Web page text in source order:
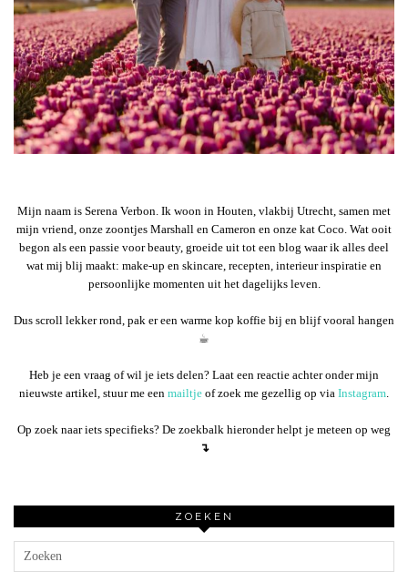
Mijn naam is Serena Verbon. Ik woon in Houten, vlakbij Utrecht, samen met
mijn vriend, onze zoontjes Marshall en Cameron en onze kat Coco. Wat ooit
begon als een passie voor beauty, groeide uit tot een blog waar ik alles deel
wat mij blij maakt: make-up en skincare, recepten, interieur inspiratie en
persoonlijke momenten uit het dagelijks leven.
Dus scroll lekker rond, pak er een warme kop koffie bij en blijf vooral hangen
☕︎
Heb je een vraag of wil je iets delen? Laat een reactie achter onder mijn
nieuwste artikel, stuur me een mailtje of zoek me gezellig op via Instagram
Op zoek naar iets specifieks? De zoekbalk hieronder helpt je meteen op weg
↴
ZOEKEN